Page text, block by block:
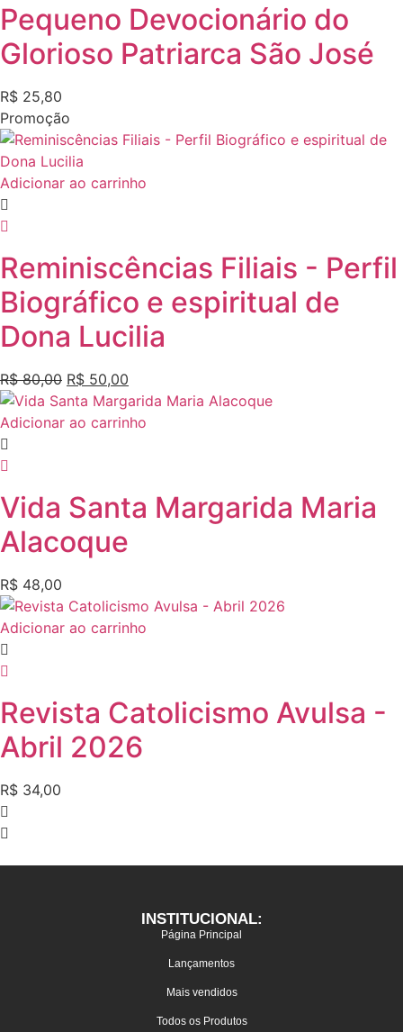
Pequeno Devocionário do
Glorioso Patriarca São José
R$ 25,80
Promoção
Adicionar ao carrinho
Reminiscências Filiais - Perfil
Biográfico e espiritual de
Dona Lucilia
R$80,00 R$ 50,00
Adicionar ao carrinho
Vida Santa Margarida Maria
Alacoque
R$ 48,00
Adicionar ao carrinho
Revista Catolicismo Avulsa -
Abril 2026
R$ 34,00
INSTITUCIONAL:
Página Principal
Lançamentos
Mais vendidos
Todos os Produtos